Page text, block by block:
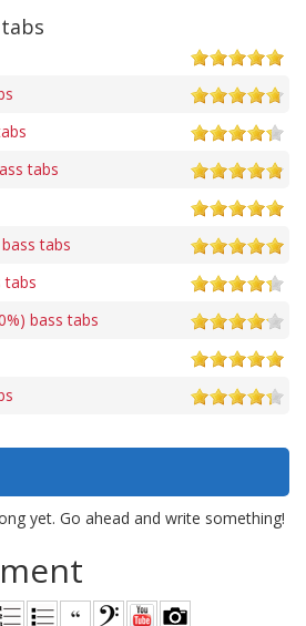
tabs
tabs
tabs
bass tabs
yet. Go ahead and write something!